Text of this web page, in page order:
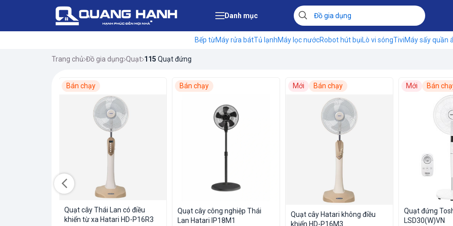
Danh mục
Bếp từMáy rửa bátTủ lạnhMáy lọc nướcRobot hút bụiLò vi sóngTiviMáy sấy quần
Trang chủ Đồ gia dụng Quạt 115 Quạt đứng
Bán chạy
Quạt cây Thái Lan có điều
khiển từ xa Hatari HD-P16R3
Bán chạy
Quạt cây công nghiệp Thái
Lan Hatari IP18M1
Mới Bán chạy
Quạt cây Hatari không điều
khiển HD-P16M3
Mới Bán
Quạt đứng
LSD30(W)VN